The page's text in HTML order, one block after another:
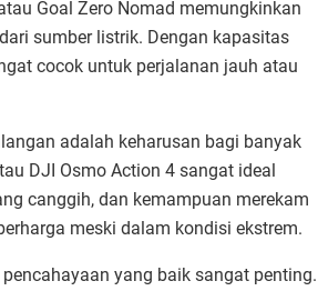
Goal Zero Nomad memungkinkan
sumber listrik. Dengan kapasitas
cocok untuk perjalanan jauh atau
adalah keharusan bagi banyak
DJI Osmo Action 4 sangat ideal
canggih, dan kemampuan merekam
meski dalam kondisi ekstrem.
yang baik sangat penting.